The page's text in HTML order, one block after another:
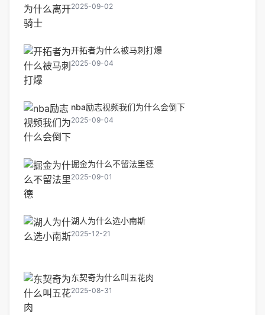
2025-09-02
开拓者为什么被马刺打爆
2025-09-04
nba励志视频我们为什么会倒下
2025-09-04
掘金为什么不留法里德
2025-09-01
湖人为什么选小南斯
2025-12-21
东契奇为什么叫五花肉
2025-08-31